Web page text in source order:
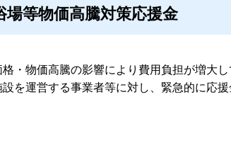
等物価高騰対策応援金
物価高騰の影響により費用負担が増大
運営する事業者等に対し、緊急的に応援